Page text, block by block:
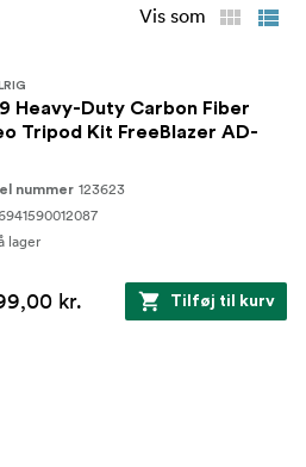
Vis som
Heavy-Duty Carbon Fiber
Tripod Kit FreeBlazer AD-
nummer 123623
lager
kr. Tilføj til kurv